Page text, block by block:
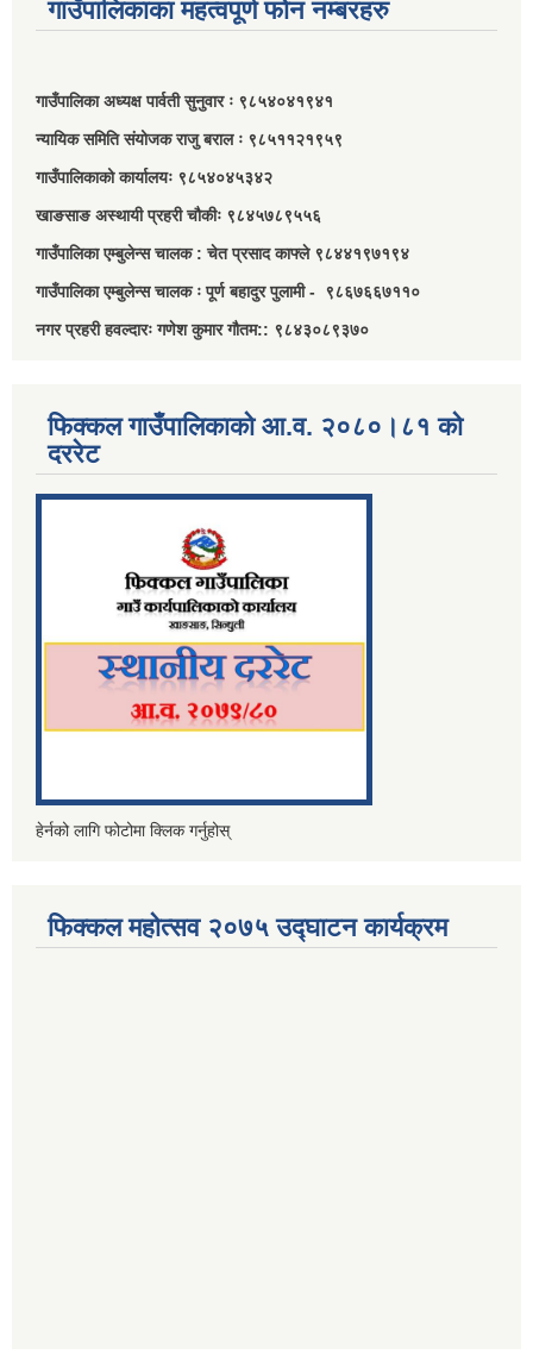
गाउँपालिकाका महत्वपूर्ण फोन नम्बरहरु
गाउँपालिका अध्यक्ष पार्वती सुनुवार ः ९८५४०४१९४१
न्यायिक समिति संयोजक राजु बराल ः ९८५११२१९५९
गाउँपालिकाको कार्यालयः ९८५४०४५३४२
खाङसाङ अस्थायी प्रहरी चौकीः ९८४५७८९५५६
गाउँपालिका एम्बुलेन्स चालक : चेत प्रसाद काफ्ले ९८४४१९७१९४
गाउँपालिका एम्बुलेन्स चालक ः पूर्ण बहादुर पुलामी - ९८६७६६७११०
नगर प्रहरी हवल्दारः गणेश कुमार गौतम:: ९८४३०८९३७०
फिक्कल गाउँपालिकाको आ.व. २०८०।८१ को
दररेट
हेर्नको लागि फोटोमा क्लिक गर्नुहोस्
फिक्कल महोत्सव २०७५ उद्घाटन कार्यक्रम